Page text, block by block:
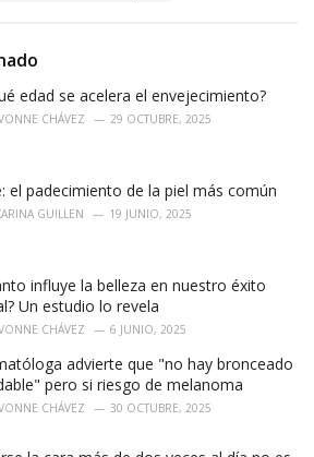
edad se acelera el envejecimiento?
CHÁVEZ 29 OCTUBRE, 2025
el padecimiento de la piel más común
GUILLEN 19 JUNIO, 2025
influye la belleza en nuestro éxito
Un estudio lo revela
CHÁVEZ 6 JUNIO, 2025
advierte que "no hay bronceado
pero si riesgo de melanoma
CHÁVEZ 30 OCTUBRE, 2025